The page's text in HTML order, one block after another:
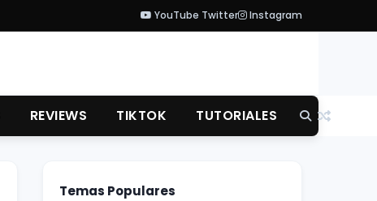
YouTube Twitter Instagram
REVIEWS TIKTOK TUTORIALES
Temas Populares